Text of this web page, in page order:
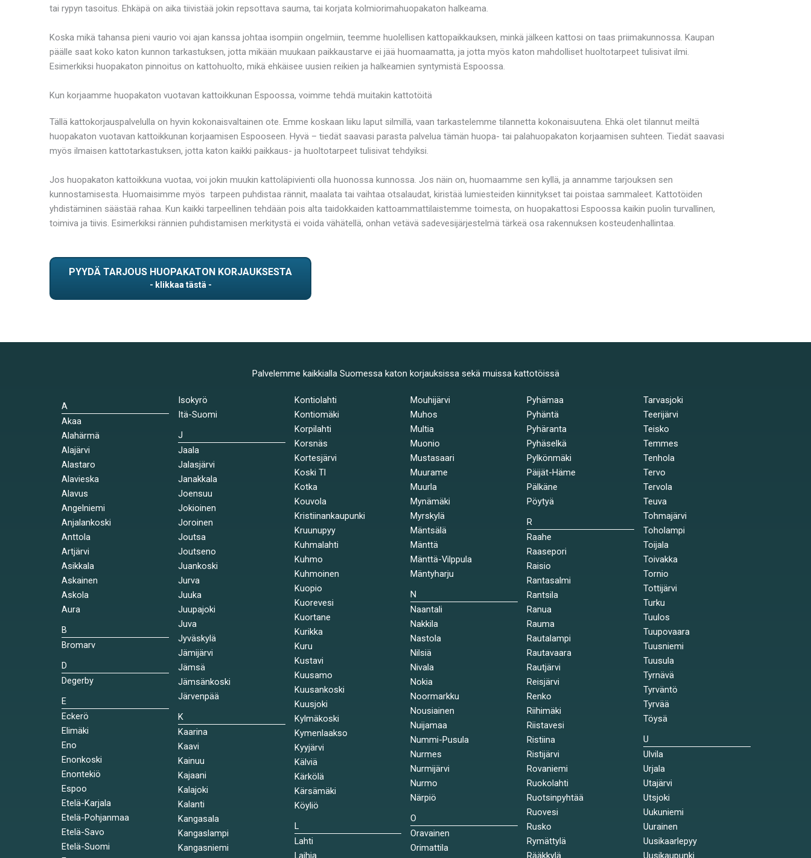
tai rypyn tasoitus. Ehkäpä on aika tiivistää jokin repsottava sauma, tai korjata kolmiorimahuopakaton halkeama.
Koska mikä tahansa pieni vaurio voi ajan kanssa johtaa isompiin ongelmiin, teemme huolellisen kattopaikkauksen, minkä jälkeen kattosi on taas priimakunnossa. Kaupan
päälle saat koko katon kunnon tarkastuksen, jotta mikään muukaan paikkaustarve ei jää huomaamatta, ja jotta myös katon mahdolliset huoltotarpeet tulisivat ilmi.
Esimerkiksi huopakaton pinnoitus on kattohuolto, mikä ehkäisee uusien reikien ja halkeamien syntymistä Espoossa.
Kun korjaamme huopakaton vuotavan kattoikkunan Espoossa, voimme tehdä muitakin kattotöitä
Tällä kattokorjauspalvelulla on hyvin kokonaisvaltainen ote. Emme koskaan liiku laput silmillä, vaan tarkastelemme tilannetta kokonaisuutena. Ehkä olet tilannut meiltä
huopakaton vuotavan kattoikkunan korjaamisen Espooseen. Hyvä – tiedät saavasi parasta palvelua tämän huopa- tai palahuopakaton korjaamisen suhteen. Tiedät saavasi
myös ilmaisen kattotarkastuksen, jotta katon kaikki paikkaus- ja huoltotarpeet tulisivat tehdyiksi.
Jos huopakaton kattoikkuna vuotaa, voi jokin muukin kattoläpivienti olla huonossa kunnossa. Jos näin on, huomaamme sen kyllä, ja annamme tarjouksen sen
kunnostamisesta. Huomaisimme myös tarpeen puhdistaa rännit, maalata tai vaihtaa otsalaudat, kiristää lumiesteiden kiinnitykset tai poistaa sammaleet. Kattotöiden
yhdistäminen säästää rahaa. Kun kaikki tarpeellinen tehdään pois alta taidokkaiden kattoammattilaistemme toimesta, on huopakattosi Espoossa kaikin puolin turvallinen,
toimiva ja tiivis. Esimerkiksi rännien puhdistamisen merkitystä ei voida vähätellä, onhan vetävä sadevesijärjestelmä tärkeä osa rakennuksen kosteudenhallintaa.
PYYDÄ TARJOUS HUOPAKATON KORJAUKSESTA
Palvelemme kaikkialla Suomessa katon korjauksissa sekä muissa kattotöissä
A
Akaa
Alahärmä
Alajärvi
Alastaro
Alavieska
Alavus
Angelniemi
Anjalankoski
Anttola
Artjärvi
Asikkala
Askainen
Askola
Aura
B
Bromarv
D
Degerby
E
Eckerö
Elimäki
Eno
Enonkoski
Enontekiö
Espoo
Etelä-Karjala
Etelä-Pohjanmaa
Etelä-Savo
Etelä-Suomi
Isokyrö
Itä-Suomi
J
Jaala
Jalasjärvi
Janakkala
Joensuu
Jokioinen
Joroinen
Joutsa
Joutseno
Juankoski
Jurva
Juuka
Juupajoki
Juva
Jyväskylä
Jämijärvi
Jämsä
Jämsänkoski
Järvenpää
K
Kaarina
Kaavi
Kainuu
Kajaani
Kalajoki
Kalanti
Kangasala
Kangaslampi
Kangasniemi
Kontiolahti
Kontiomäki
Korpilahti
Korsnäs
Kortesjärvi
Koski Tl
Kotka
Kouvola
Kristiinankaupunki
Kruunupyy
Kuhmalahti
Kuhmo
Kuhmoinen
Kuopio
Kuorevesi
Kuortane
Kurikka
Kuru
Kustavi
Kuusamo
Kuusankoski
Kuusjoki
Kylmäkoski
Kymenlaakso
Kyyjärvi
Kälviä
Kärkölä
Kärsämäki
Köyliö
L
Lahti
Laihia
Mouhijärvi
Muhos
Multia
Muonio
Mustasaari
Muurame
Muurla
Mynämäki
Myrskylä
Mäntsälä
Mänttä
Mänttä-Vilppula
Mäntyharju
N
Naantali
Nakkila
Nastola
Nilsiä
Nivala
Nokia
Noormarkku
Nousiainen
Nuijamaa
Nummi-Pusula
Nurmes
Nurmijärvi
Nurmo
Närpiö
O
Oravainen
Orimattila
Pyhämaa
Pyhäntä
Pyhäranta
Pyhäselkä
Pylkönmäki
Päijät-Häme
Pälkäne
Pöytyä
R
Raahe
Raasepori
Raisio
Rantasalmi
Rantsila
Ranua
Rauma
Rautalampi
Rautavaara
Rautjärvi
Reisjärvi
Renko
Riihimäki
Riistavesi
Ristiina
Ristijärvi
Rovaniemi
Ruokolahti
Ruotsinpyhtää
Ruovesi
Rusko
Rymättylä
Rääkkylä
Tarvasjoki
Teerijärvi
Teisko
Temmes
Tenhola
Tervo
Tervola
Teuva
Tohmajärvi
Toholampi
Toijala
Toivakka
Tornio
Tottijärvi
Turku
Tuulos
Tuupovaara
Tuusniemi
Tuusula
Tyrnävä
Tyrväntö
Tyrvää
Töysä
U
Ulvila
Urjala
Utajärvi
Utsjoki
Uukuniemi
Uurainen
Uusikaarlepyy
Uusikaupunki